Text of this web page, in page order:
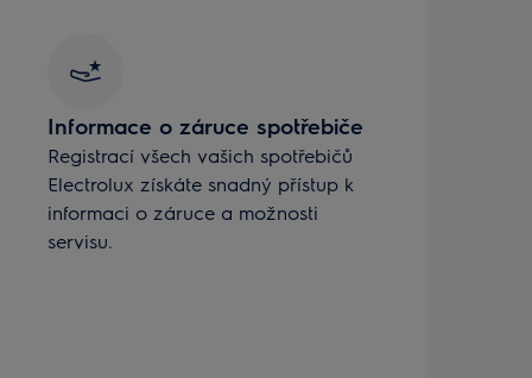
Informace o záruce spotřebiče
Registrací všech vašich spotřebičů
Electrolux získáte snadný přístup k
informaci o záruce a možnosti
servisu.